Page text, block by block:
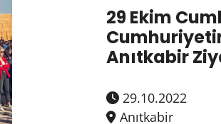
29 Ekim
Anıtkabir
29.10.2022
Anıtkabir